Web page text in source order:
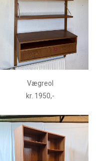
Vægreol
kr. 1950,-